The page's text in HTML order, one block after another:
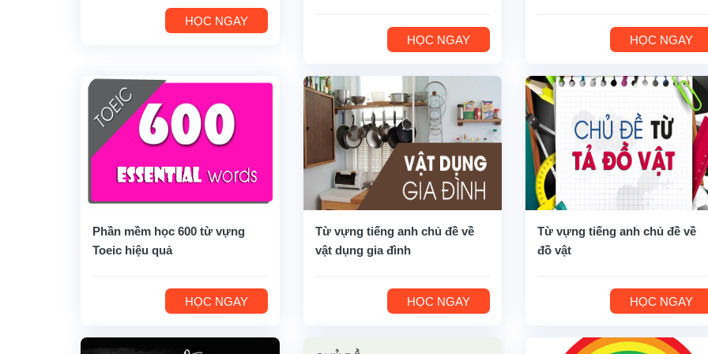
HỌC NGAY
HỌC NGAY HỌC NGAY
Phần mềm học 600 từ vựng
Toeic hiệu quả
HỌC NGAY
Từ vựng tiếng anh chủ đề về
vật dụng gia đình
HỌC NGAY
Từ vựng tiếng anh chủ đề về
đồ vật
HỌC NGAY